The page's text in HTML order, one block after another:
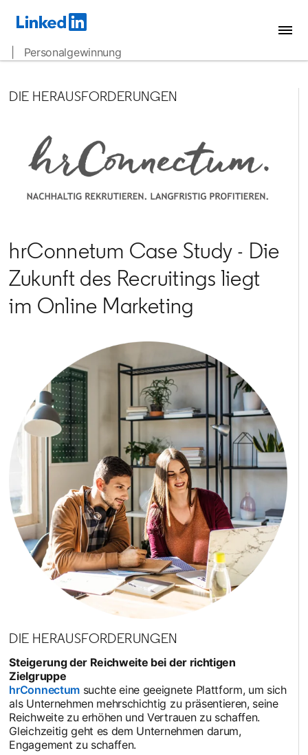
| Personalgewinnung
DIE HERAUSFORDERUNGEN
hrConnetum Case Study - Die
Zukunft des Recruitings liegt
im Online Marketing
DIE HERAUSFORDERUNGEN
Steigerung der Reichweite bei der richtigen
Zielgruppe
hrConnectumopens in a new tab
suchte eine geeignete Plattform, um sich
als Unternehmen mehrschichtig zu präsentieren, seine
Reichweite zu erhöhen und Vertrauen zu schaffen.
Gleichzeitig geht es dem Unternehmen darum,
Engagement zu schaffen.